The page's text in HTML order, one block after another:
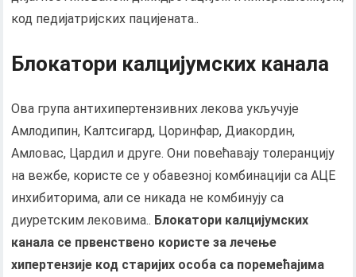
код педијатријских пацијената..
Блокатори калцијумских канала
Ова група антихипертензивних лекова укључује
Амлодипин, Калтсигард, Цоринфар, Диакордин,
Амловас, Цардил и друге. Они повећавају толеранцију
на вежбе, користе се у обавезној комбинацији са АЦЕ
инхибиторима, али се никада не комбинују са
диуретским лековима.. Блокатори калцијумских
канала се првенствено користе за лечење
хипертензије код старијих особа са поремећајима